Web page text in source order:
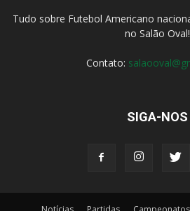
Tudo sobre Futebol Americano
no Salão Oval!
Contato:
SIGA-NOS